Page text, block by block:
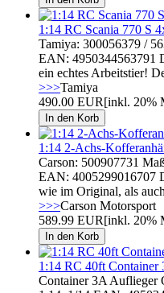
1:14 RC Scania 770 S
Tamiya: 300056379 /
EAN: 4950344563791
ein echtes Arbeitstier!
>>>Tamiya
490.00 EUR[inkl. 20%
1:14 2-Achs-
Carson: 500907731
EAN: 4005299016707
wie im Original, als
>>>Carson Motorsport
589.99 EUR[inkl. 20%
1:14 RC 40ft
Container 3A Auflieger